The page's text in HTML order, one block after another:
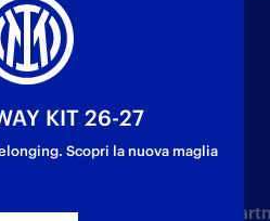
Settore Giovanile
KIT 26-27
Scopri la nuova maglia